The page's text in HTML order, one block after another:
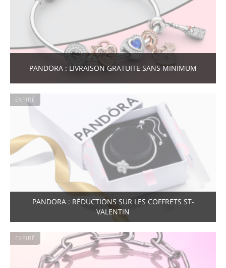
PANDORA : LIVRAISON GRATUITE SANS MINIMUM
EXPIRÉ
PANDORA : RÉDUCTIONS SUR LES COFFRETS ST-
VALENTIN
EXPIRÉ